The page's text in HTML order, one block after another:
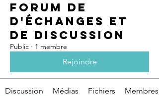
Forum de
d'échanges et
de discussion
Public · 1 membre
Rejoindre
Discussion Médias Fichiers Membres